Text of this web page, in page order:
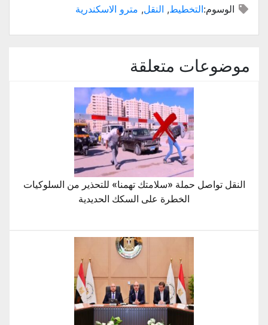
الوسوم:التخطيط, النقل, مترو الاسكندرية
موضوعات متعلقة
النقل تواصل حملة «سلامتك تهمنا» للتحذير من السلوكيات
الخطرة على السكك الحديدية